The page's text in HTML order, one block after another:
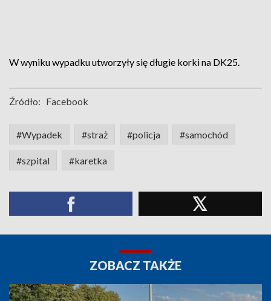
W wyniku wypadku utworzyły się długie korki na DK25.
Źródło: Facebook
#Wypadek #straż #policja #samochód
#szpital #karetka
ZOBACZ TAKŻE